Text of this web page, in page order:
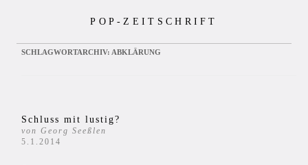
POP-ZEITSCHRIFT
SCHLAGWORTARCHIV: ABKLÄRUNG
Schluss mit lustig?
von Georg Seeßlen
5.1.2014